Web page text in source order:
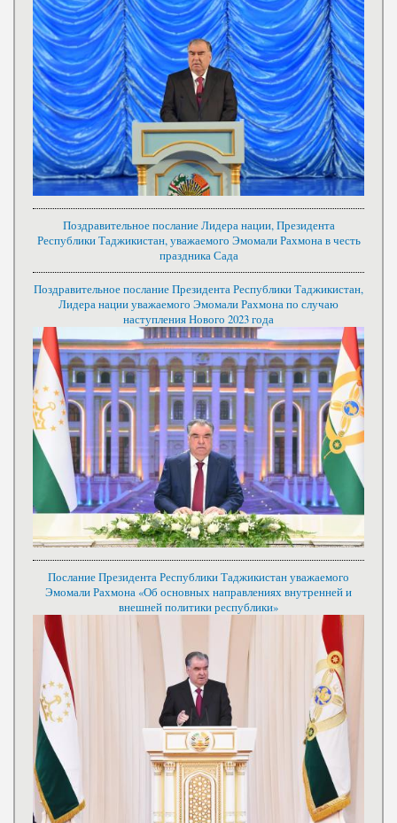
Поздравительное послание Лидера нации, Президента
Республики Таджикистан, уважаемого Эмомали Рахмона в честь
праздника Сада
Поздравительное послание Президента Республики Таджикистан,
Лидера нации уважаемого Эмомали Рахмона по случаю
наступления Нового 2023 года
Послание Президента Республики Таджикистан уважаемого
Эмомали Рахмона «Об основных направлениях внутренней и
внешней политики республики»